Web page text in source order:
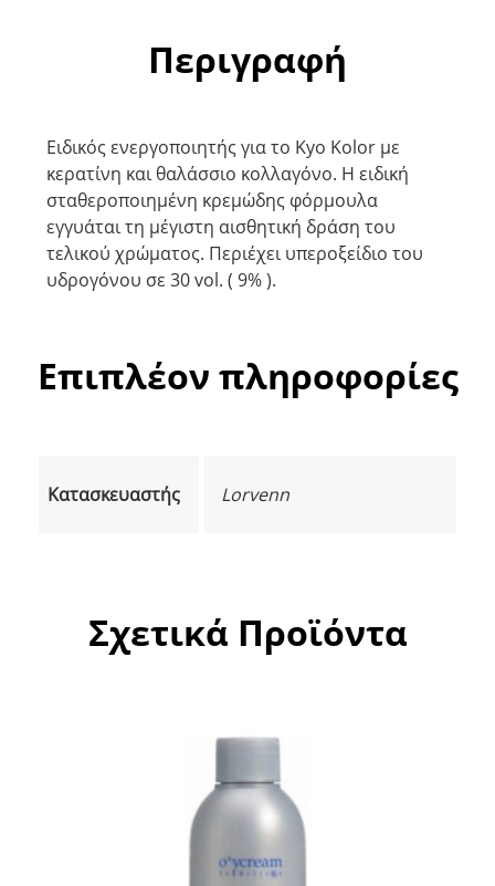
Περιγραφή
Ειδικός ενεργοποιητής για το Kyo Kolor με
κερατίνη και θαλάσσιο κολλαγόνο. Η ειδική
σταθεροποιημένη κρεμώδης φόρμουλα
εγγυάται τη μέγιστη αισθητική δράση του
τελικού χρώματος. Περιέχει υπεροξείδιο του
υδρογόνου σε 30 vol. ( 9% ).
Επιπλέον πληροφορίες
Κατασκευαστής Lorvenn
Σχετικά Προϊόντα